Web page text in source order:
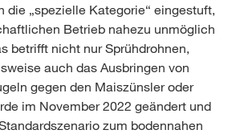
die „spezielle Kategorie“ eingestuft,
Betrieb nahezu unmöglich
betrifft nicht nur Sprühdrohnen,
auch das Ausbringen von
gegen den Maiszünsler oder
im November 2022 geändert und
zum bodennahen